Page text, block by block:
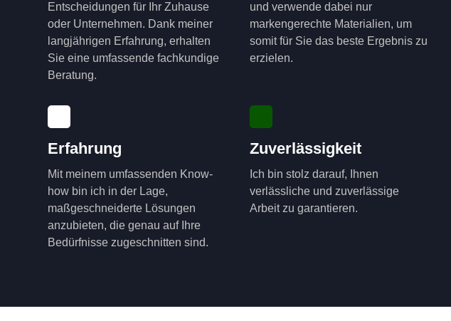
Entscheidungen für Ihr Zuhause
oder Unternehmen. Dank meiner
langjährigen Erfahrung, erhalten
Sie eine umfassende fachkundige
Beratung.
und verwende dabei nur
markengerechte Materialien, um
somit für Sie das beste Ergebnis zu
erzielen.
Erfahrung
Mit meinem umfassenden Know-
how bin ich in der Lage,
maßgeschneiderte Lösungen
anzubieten, die genau auf Ihre
Bedürfnisse zugeschnitten sind.
Zuverlässigkeit
Ich bin stolz darauf, Ihnen
verlässliche und zuverlässige
Arbeit zu garantieren.